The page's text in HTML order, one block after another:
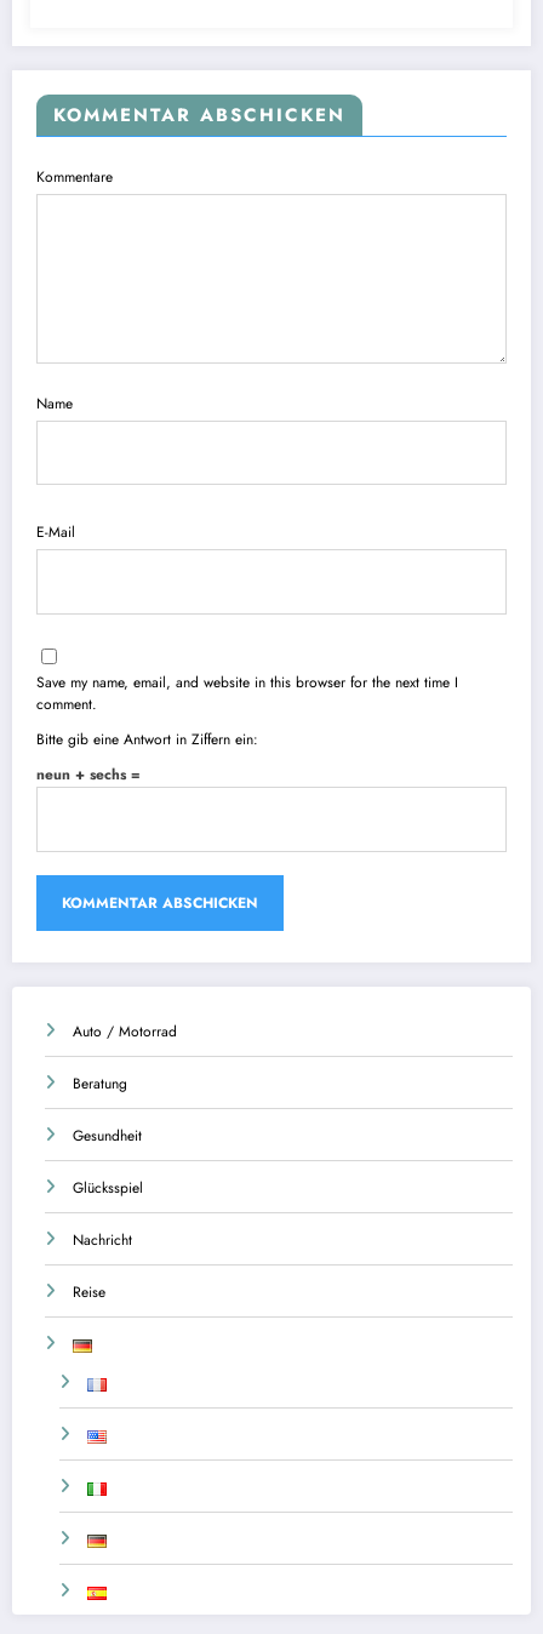
KOMMENTAR ABSCHICKEN
Kommentare
Name
E-Mail
Save my name, email, and website in this browser for the next time I
comment.
Bitte gib eine Antwort in Ziffern ein:
neun + sechs =
Auto / Motorrad
Beratung
Gesundheit
Glücksspiel
Nachricht
Reise